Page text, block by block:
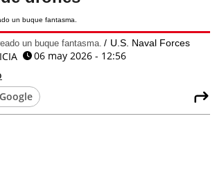
un buque fantasma. U.S. Naval Forces
06 may 2026 - 12:56